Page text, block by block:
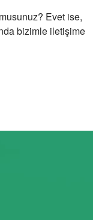
Evet ise,
bizimle iletişime